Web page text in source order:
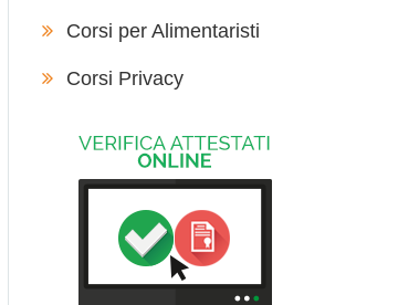
Corsi per Alimentaristi
Corsi Privacy